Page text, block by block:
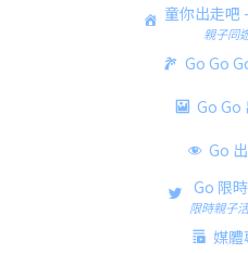
童你出走吧
親子同
Go Go
Go Go
Go
Go 限
限時親子
媒體